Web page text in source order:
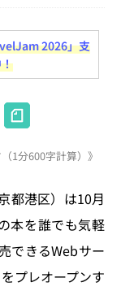
2026」支
H
at
1分600字計算）》
都港区）は10月
本を誰でも気軽
できるWebサー
プレオープンす